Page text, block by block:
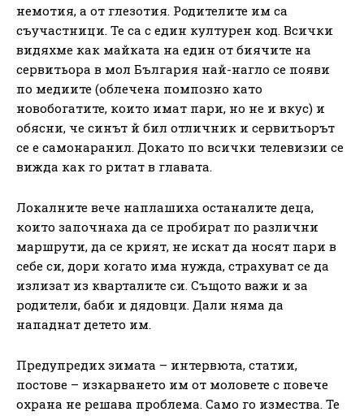
немотия, а от глезотия. Родителите им са
съучастници. Те са с един културен код. Всички
видяхме как майката на един от биячите на
сервитьора в мол България най-нагло се появи
по медиите (облечена помпозно като
новобогатите, които имат пари, но не и вкус) и
обясни, че синът й бил отличник и сервитьорът
се е самонаранил. Докато по всички телевизии се
вижда как го ритат в главата.
Локалните вече наплашиха останалите деца,
които започнаха да се пробират по различни
маршрути, да се крият, не искат да носят пари в
себе си, дори когато има нужда, страхуват се да
излизат из кварталите си. Същото важи и за
родители, баби и дядовци. Дали няма да
нападнат детето им.
Предупредих зимата – интервюта, статии,
постове – изкарването им от моловете с повече
охрана не решава проблема. Само го измества. Те